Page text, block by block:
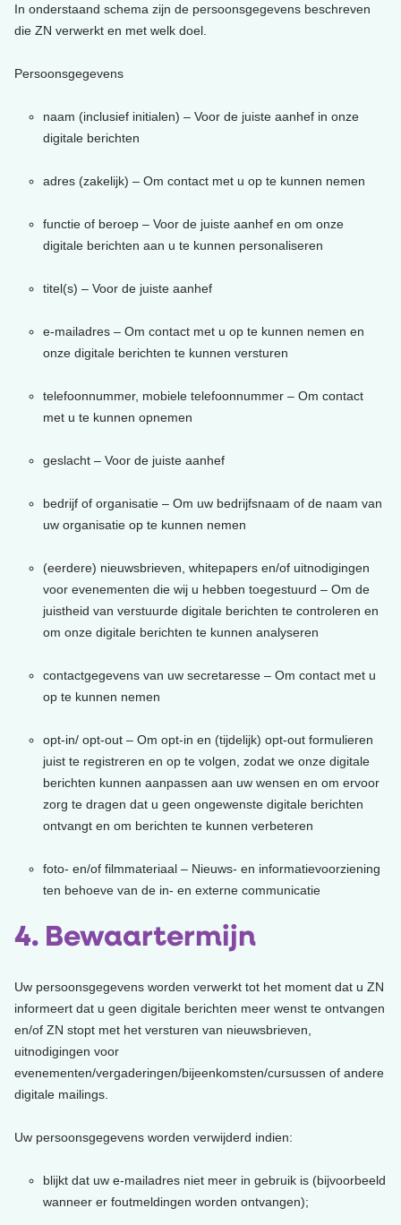
In onderstaand schema zijn de persoonsgegevens beschreven
die ZN verwerkt en met welk doel.
Persoonsgegevens
naam (inclusief initialen) – Voor de juiste aanhef in onze
digitale berichten
adres (zakelijk) – Om contact met u op te kunnen nemen
functie of beroep – Voor de juiste aanhef en om onze
digitale berichten aan u te kunnen personaliseren
titel(s) – Voor de juiste aanhef
e-mailadres – Om contact met u op te kunnen nemen en
onze digitale berichten te kunnen versturen
telefoonnummer, mobiele telefoonnummer – Om contact
met u te kunnen opnemen
geslacht – Voor de juiste aanhef
bedrijf of organisatie – Om uw bedrijfsnaam of de naam van
uw organisatie op te kunnen nemen
(eerdere) nieuwsbrieven, whitepapers en/of uitnodigingen
voor evenementen die wij u hebben toegestuurd – Om de
juistheid van verstuurde digitale berichten te controleren en
om onze digitale berichten te kunnen analyseren
contactgegevens van uw secretaresse – Om contact met u
op te kunnen nemen
opt-in/ opt-out – Om opt-in en (tijdelijk) opt-out formulieren
juist te registreren en op te volgen, zodat we onze digitale
berichten kunnen aanpassen aan uw wensen en om ervoor
zorg te dragen dat u geen ongewenste digitale berichten
ontvangt en om berichten te kunnen verbeteren
foto- en/of filmmateriaal – Nieuws- en informatievoorziening
ten behoeve van de in- en externe communicatie
4. Bewaartermijn
Uw persoonsgegevens worden verwerkt tot het moment dat u ZN
informeert dat u geen digitale berichten meer wenst te ontvangen
en/of ZN stopt met het versturen van nieuwsbrieven,
uitnodigingen voor
evenementen/vergaderingen/bijeenkomsten/cursussen of andere
digitale mailings.
Uw persoonsgegevens worden verwijderd indien:
blijkt dat uw e-mailadres niet meer in gebruik is (bijvoorbeeld
wanneer er foutmeldingen worden ontvangen);